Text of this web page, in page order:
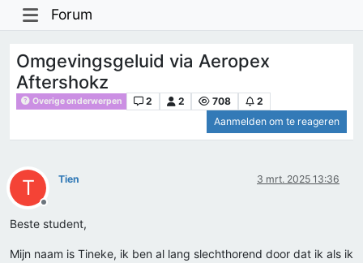
Forum
Omgevingsgeluid via Aeropex
Aftershokz
Overige onderwerpen 2 2 708
2
Aanmelden om te reageren
T
Offline
Tien 3 mrt. 2025 13:36
Beste student,
Mijn naam is Tineke, ik ben al lang slechthorend door dat ik als ik